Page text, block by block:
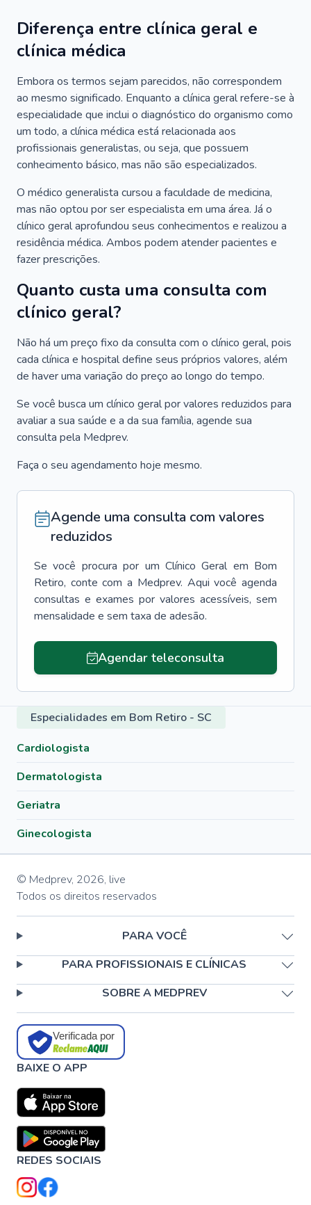
Diferença entre clínica geral e
clínica médica
Embora os termos sejam parecidos, não correspondem
ao mesmo significado. Enquanto a clínica geral refere-se à
especialidade que inclui o diagnóstico do organismo como
um todo, a clínica médica está relacionada aos
profissionais generalistas, ou seja, que possuem
conhecimento básico, mas não são especializados.
O médico generalista cursou a faculdade de medicina,
mas não optou por ser especialista em uma área. Já o
clínico geral aprofundou seus conhecimentos e realizou a
residência médica. Ambos podem atender pacientes e
fazer prescrições.
Quanto custa uma consulta com
clínico geral?
Não há um preço fixo da consulta com o clínico geral, pois
cada clínica e hospital define seus próprios valores, além
de haver uma variação do preço ao longo do tempo.
Se você busca um clínico geral por valores reduzidos para
avaliar a sua saúde e a da sua família, agende sua
consulta pela Medprev.
Faça o seu agendamento hoje mesmo.
Agende uma consulta com valores
reduzidos
Se você procura por um Clínico Geral em Bom
Retiro, conte com a Medprev. Aqui você agenda
consultas e exames por valores acessíveis, sem
mensalidade e sem taxa de adesão.
Agendar teleconsulta
Especialidades em Bom Retiro - SC
Cardiologista
Dermatologista
Geriatra
Ginecologista
© Medprev, 2026, live
Todos os direitos reservados
PARA VOCÊ
PARA PROFISSIONAIS E CLÍNICAS
SOBRE A MEDPREV
Verificada por
BAIXE O APP
REDES SOCIAIS